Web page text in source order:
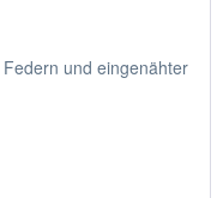
und eingenähter